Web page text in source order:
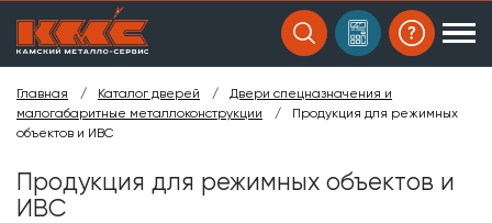
Главная / Каталог дверей /
Двери спецназначения и
малогабаритные металлоконструкции
/
Продукция для режимных
объектов и ИВС
Продукция для режимных объектов и
ИВС